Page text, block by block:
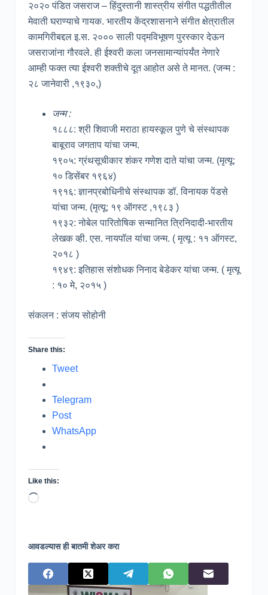
२०२० पंडित जसराज – हिंदुस्तानी शास्त्रीय संगीत पद्धतीतील
मेवाती घराण्याचे गायक. भारतीय केंद्रशासनाने संगीत क्षेत्रातील
कामगिरीबद्दल इ.स. २००० साली पद्मविभूषण पुरस्कार देऊन
जसराजांना गौरवले. ही ईश्वरी कला जनसामान्यांपर्यंत नेणारे
आम्ही फक्त त्या ईश्वरी शक्तीचे दूत आहोत असे ते मानत. (जन्म :
२८ जानेवारी ,१९३०,)
जन्म :
१८८८: श्री शिवाजी मराठा हायस्कूल पुणे चे संस्थापक
बाबूराव जगताप यांचा जन्म.
१९०५: ग्रंथसूचीकार शंकर गणेश दाते यांचा जन्म. (मृत्यू:
१० डिसेंबर १९६४)
१९१६: ज्ञानप्रबोधिनीचे संस्थापक डॉ. विनायक पेंडसे
यांचा जन्म. (मृत्यू: १९ ऑगस्ट ,१९८३ )
१९३२: नोबेल पारितोषिक सन्मानित त्रिनिदादी-भारतीय
लेखक व्ही. एस. नायपॉल यांचा जन्म. ( मृत्यू : ११ ऑगस्ट,
२०१८ )
१९४९: इतिहास संशोधक निनाद बेडेकर यांचा जन्म. ( मृत्यू
: १० मे, २०१५ )
संकलन : संजय सोहोनी
Share this:
Tweet
Telegram
Post
WhatsApp
Like this:
Loading…
आवडल्यास ही बातमी शेअर करा